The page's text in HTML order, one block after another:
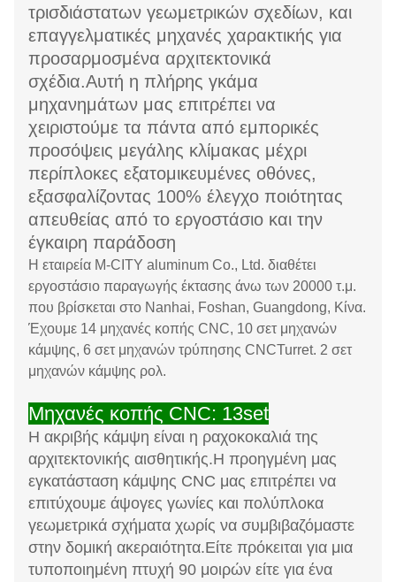
τρισδιάστατων γεωμετρικών σχεδίων, και
επαγγελματικές μηχανές χαρακτικής για
προσαρμοσμένα αρχιτεκτονικά
σχέδια.Αυτή η πλήρης γκάμα
μηχανημάτων μας επιτρέπει να
χειριστούμε τα πάντα από εμπορικές
προσόψεις μεγάλης κλίμακας μέχρι
περίπλοκες εξατομικευμένες οθόνες,
εξασφαλίζοντας 100% έλεγχο ποιότητας
απευθείας από το εργοστάσιο και την
έγκαιρη παράδοση
Η εταιρεία M-CITY aluminum Co., Ltd. διαθέτει
εργοστάσιο παραγωγής έκτασης άνω των 20000 τ.μ.
που βρίσκεται στο Nanhai, Foshan, Guangdong, Κίνα.
Έχουμε 14 μηχανές κοπής CNC, 10 σετ μηχανών
κάμψης, 6 σετ μηχανών τρύπησης CNCTurret. 2 σετ
μηχανών κάμψης ρολ.
Μηχανές κοπής CNC: 13set
Η ακριβής κάμψη είναι η ραχοκοκαλιά της
αρχιτεκτονικής αισθητικής.Η προηγμένη μας
εγκατάσταση κάμψης CNC μας επιτρέπει να
επιτύχουμε άψογες γωνίες και πολύπλοκα
γεωμετρικά σχήματα χωρίς να συμβιβαζόμαστε
στην δομική ακεραιότητα.Είτε πρόκειται για μια
τυποποιημένη πτυχή 90 μοιρών είτε για ένα